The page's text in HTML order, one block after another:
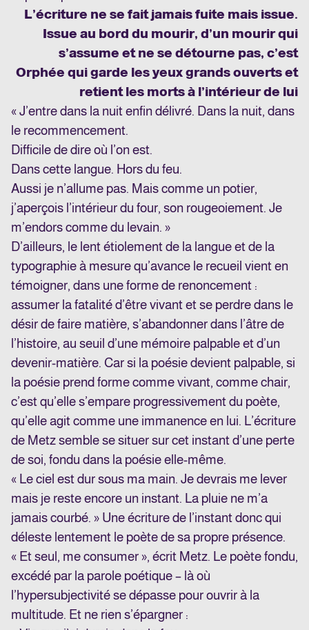
L’écriture ne se fait jamais fuite mais issue.
Issue au bord du mourir, d’un mourir qui
s’assume et ne se détourne pas, c’est
Orphée qui garde les yeux grands ouverts et
retient les morts à l’intérieur de lui
« J’entre dans la nuit enfin délivré. Dans la nuit, dans
le recommencement.
Difficile de dire où l’on est.
Dans cette langue. Hors du feu.
Aussi je n’allume pas. Mais comme un potier,
j’aperçois l’intérieur du four, son rougeoiement. Je
m’endors comme du levain. »
D’ailleurs, le lent étiolement de la langue et de la
typographie à mesure qu’avance le recueil vient en
témoigner, dans une forme de renoncement :
assumer la fatalité d’être vivant et se perdre dans le
désir de faire matière, s’abandonner dans l’âtre de
l’histoire, au seuil d’une mémoire palpable et d’un
devenir-matière. Car si la poésie devient palpable, si
la poésie prend forme comme vivant, comme chair,
c’est qu’elle s’empare progressivement du poète,
qu’elle agit comme une immanence en lui. L’écriture
de Metz semble se situer sur cet instant d’une perte
de soi, fondu dans la poésie elle-même.
« Le ciel est dur sous ma main. Je devrais me lever
mais je reste encore un instant. La pluie ne m’a
jamais courbé. » Une écriture de l’instant donc qui
déleste lentement le poète de sa propre présence.
« Et seul, me consumer », écrit Metz. Le poète fondu,
excédé par la parole poétique – là où
l’hypersubjectivité se dépasse pour ouvrir à la
multitude. Et ne rien s’épargner :